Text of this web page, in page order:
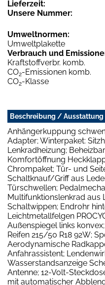
Lieferzeit:
Unsere Nummer:
Umweltnormen:
Umweltplakette
Verbrauch und
Kraftstoffverbr. komb.
CO2-Emissionen komb.
CO2-Klasse
Beschreibung / Ausstattung
Anhängerkuppung
Adapter; Winterpaket:
Lenkradheizung;
Komfortöffnung
Chrompaket; Tür- und
Schaltknauf/Griff aus
Türschwellen;
Multifunktionslenkrad aus
Schaltwippen; Endrohr
Leichtmetallfelgen
Außenspiegel links
Reifen 215/50 R18 92W;
Aerodynamische
Anfahrassistent;
Wasserstandsanzeige
Antenne; 12-Volt-
mit automatischer